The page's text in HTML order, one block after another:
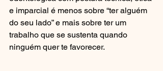
e imparcial é menos sobre “ter alguém
do seu lado” e mais sobre ter um
trabalho que se sustenta quando
ninguém quer te favorecer.